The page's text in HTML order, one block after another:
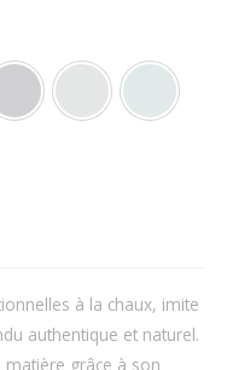
à la chaux, imite
authentique et naturel.
grâce à son